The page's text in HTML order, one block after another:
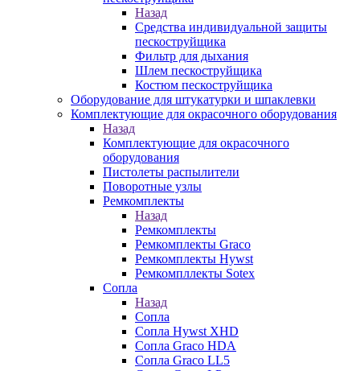
Назад
Средства индивидуальной защиты
пескоструйщика
Фильтр для дыхания
Шлем пескоструйщика
Костюм пескоструйщика
Оборудование для штукатурки и шпаклевки
Комплектующие для окрасочного оборудования
Назад
Комплектующие для окрасочного
оборудования
Пистолеты распылители
Поворотные узлы
Ремкомплекты
Назад
Ремкомплекты
Ремкомплекты Graco
Ремкомплекты Hywst
Ремкомпллекты Sotex
Сопла
Назад
Сопла
Сопла Hywst XHD
Сопла Graco HDA
Сопла Graco LL5